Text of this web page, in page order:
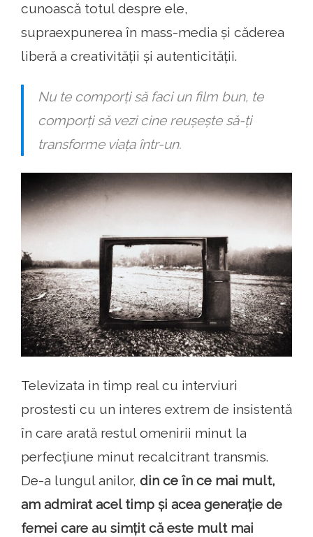
cunoască totul despre ele,
supraexpunerea în mass-media și căderea
liberă a creativității și autenticității.
Nu te comporți să faci un film bun, te
comporți să vezi cine reușește să-ți
transforme viața într-un.
Televizata in timp real cu interviuri
prostesti cu un interes extrem de insistentă
în care arată restul omenirii minut la
perfecțiune minut recalcitrant transmis.
De-a lungul anilor, din ce în ce mai mult,
am admirat acel timp și acea generație de
femei care au simțit că este mult mai